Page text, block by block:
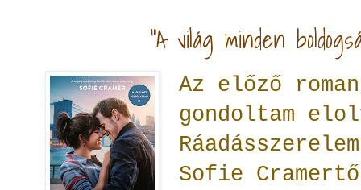
"A világ minden
Az előző
gondoltam
Sofie